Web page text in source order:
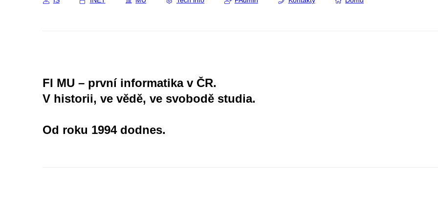
FI MU – první informatika v ČR.
V historii, ve vědě, ve svobodě studia.
Od roku 1994 dodnes.